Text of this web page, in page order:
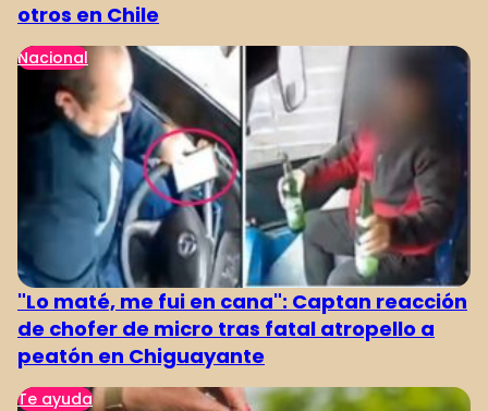
otros en Chile
Nacional
"Lo maté, me fui en cana": Captan reacción
de chofer de micro tras fatal atropello a
peatón en Chiguayante
Te ayuda